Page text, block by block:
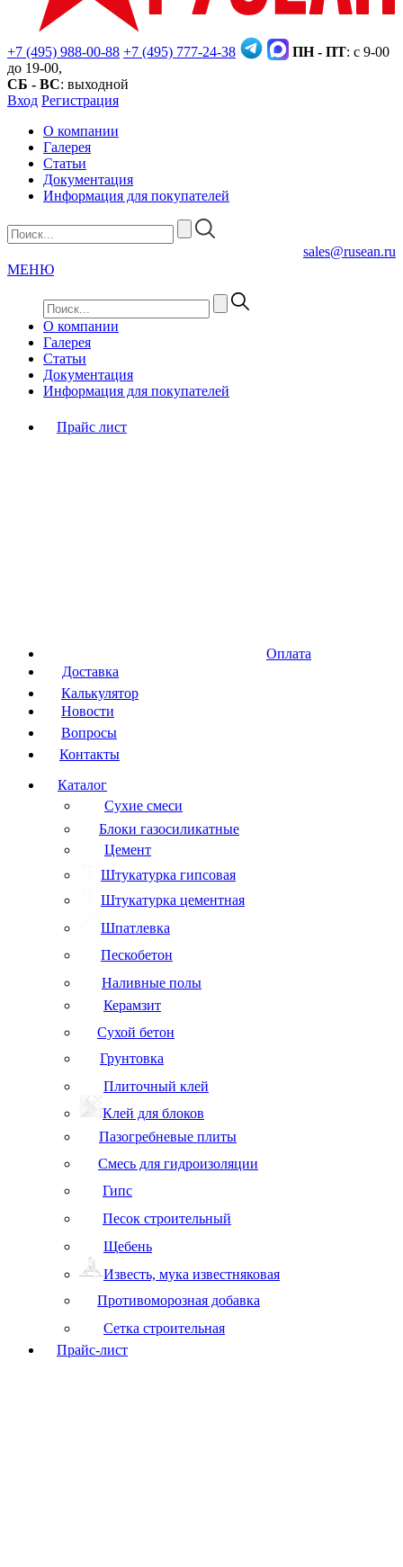
+7 (495) 988-00-88 +7 (495) 777-24-38 ПН - ПТ: с 9-00
до 19-00,
СБ - ВС: выходной
Вход Регистрация
О компании
Галерея
Статьи
Документация
Информация для покупателей
sales@rusean.ru
МЕНЮ
О компании
Галерея
Статьи
Документация
Информация для покупателей
Прайс лист
Оплата
Доставка
Калькулятор
Новости
Вопросы
Контакты
Каталог
Сухие смеси
Блоки газосиликатные
Цемент
Штукатурка гипсовая
Штукатурка цементная
Шпатлевка
Пескобетон
Наливные полы
Керамзит
Сухой бетон
Грунтовка
Плиточный клей
Клей для блоков
Пазогребневые плиты
Смесь для гидроизоляции
Гипс
Песок строительный
Щебень
Известь, мука известняковая
Противоморозная добавка
Сетка строительная
Прайс-лист